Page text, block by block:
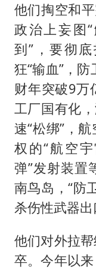
他们掏空和平
政治上妄图
到”，要彻
狂“输血”，
财年突破9万
工厂国有化
速“松绑”，
权的“航空
弹”发射装置
南鸟岛，“防
杀伤性武器
他们对外拉
卒。今年以